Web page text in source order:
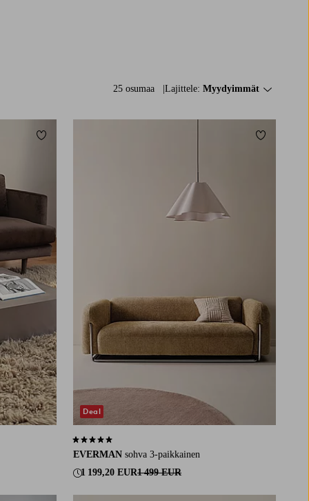
25 osumaa Lajittele: Myydyimmät
Lisää suosikkeihin
EVERMAN sohva 3-paikkainen
1 199,20 EUR1 499 EUR
5,0 perustuen 1 arvosanaan
Deal
Lisää